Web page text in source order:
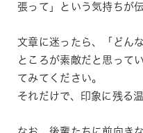
張って」という気持ちが
文章に迷ったら、「どん
ところが素敵だと思って
てみてください。
それだけで、印象に残る